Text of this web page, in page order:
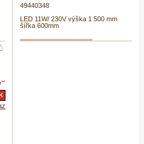
49440348
LED 11W/ 230V výška 1 500 mm
šířka 600mm